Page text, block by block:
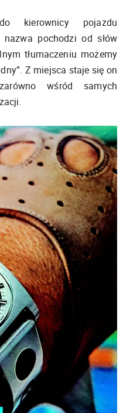
kierownicy pojazdu
pochodzi od słów
tłumaczeniu możemy
Z miejsca staje się on
wśród samych